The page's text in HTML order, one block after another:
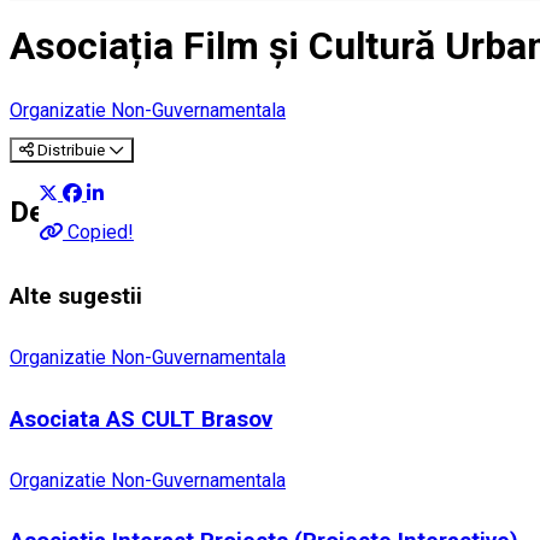
Asociația Film și Cultură
Organizatie Non-Guvernamentala
Distribuie
Copied!
Despre
Alte sugestii
Organizatie Non-Guvernamentala
Asociata AS CULT Brasov
Organizatie Non-Guvernamentala